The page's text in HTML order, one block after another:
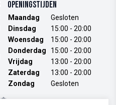
Openingstijden
Maandag
Gesloten
Dinsdag
15:00 - 20:00
Woensdag
15:00 - 20:00
Donderdag
15:00 - 20:00
Vrijdag
13:00 - 20:00
Zaterdag
13:00 - 20:00
Zondag
Gesloten